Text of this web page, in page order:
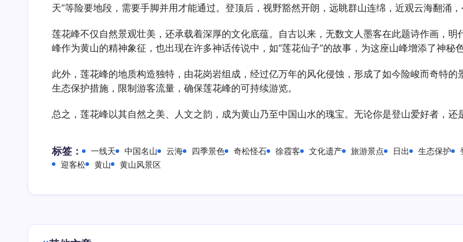
天”等险要地段，需要手脚并用才能通过。登顶后，视野豁然开朗，远眺群山连绵，近观云海翻涌，
莲花峰不仅自然景观壮美，还承载着深厚的文化底蕴。自古以来，无数文人墨客在此题诗作画，
峰作为黄山的精神象征，也出现在许多神话传说中，如“莲花仙子”的故事，为这座山峰增添了神秘色
此外，莲花峰的地质构造独特，由花岗岩组成，经过亿万年的风化侵蚀，形成了如今险峻而奇特
生态保护措施，限制游客流量，确保莲花峰的可持续游览。
总之，莲花峰以其自然之美、人文之韵，成为黄山乃至中国山水的瑰宝。无论你是登山爱好者，还
标签： 一线天 中国名山 云海 四季景色 奇松怪石 徐霞客 文化遗产 旅游景点 日出 生态保护
迎客松
黄山 黄山风景区